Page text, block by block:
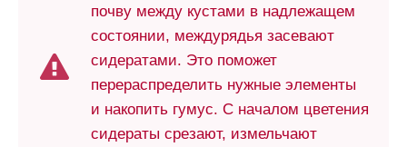
почву между кустами в надлежащем
состоянии, междурядья засевают
сидератами. Это поможет
перераспределить нужные элементы
и накопить гумус. С началом цветения
сидераты срезают, измельчают